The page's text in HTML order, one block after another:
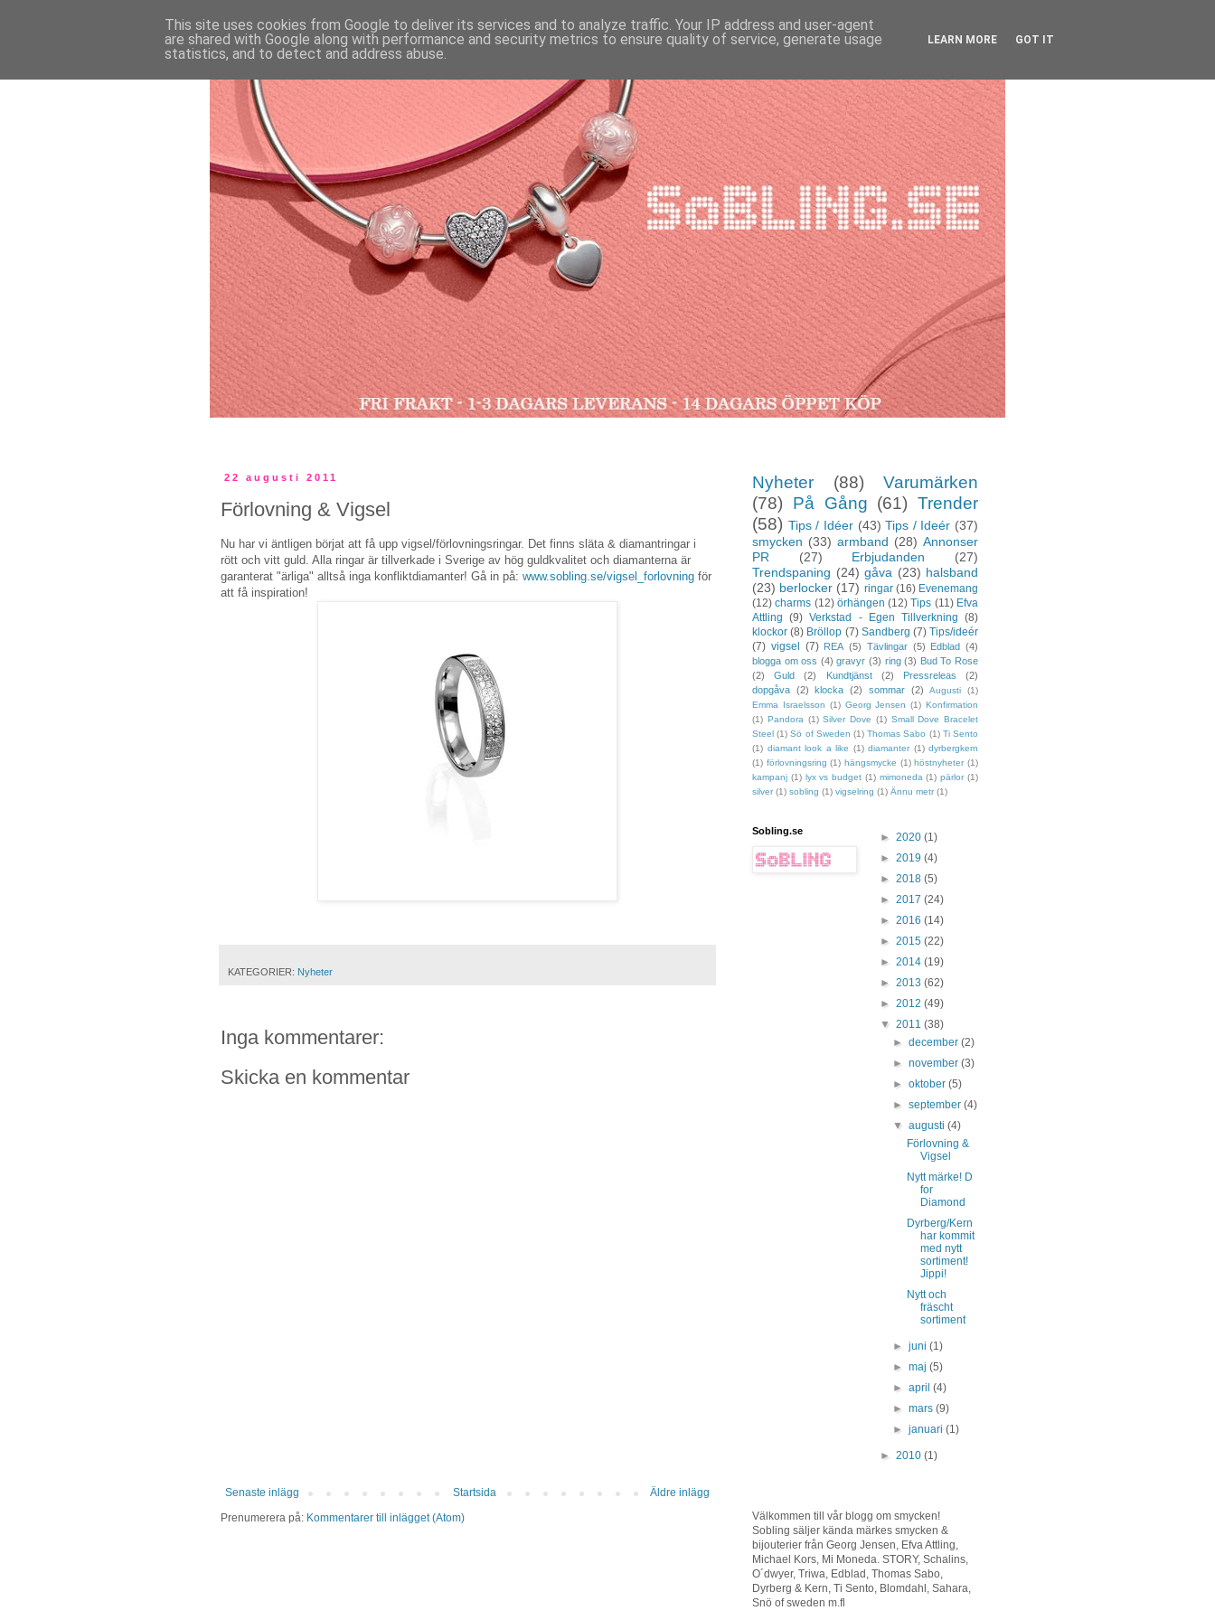
22 augusti 2011
Förlovning & Vigsel
Nu har vi äntligen börjat att få upp vigsel/förlovningsringar. Det finns släta & diamantringar i
rött och vitt guld. Alla ringar är tillverkade i Sverige av hög guldkvalitet och diamanterna är
garanterat "ärliga" alltså inga konfliktdiamanter! Gå in på: www.sobling.se/vigsel_forlovning för
att få inspiration!
KATEGORIER: Nyheter
Inga kommentarer:
Skicka en kommentar
Senaste inlägg Äldre inlägg
Startsida
Prenumerera på: Kommentarer till inlägget (Atom)
Nyheter (88)
Varumärken
(78)
På Gång (61) Trender
(58) Tips / Idéer (43) Tips / Ideér (37)
smycken (33) armband (28) Annonser
PR
(27) Erbjudanden
(27)
Trendspaning (24) gåva (23) halsband
(23) berlocker (17) ringar (16) Evenemang
(12) charms (12) örhängen (12) Tips (11) Efva
Attling (9) Verkstad - Egen Tillverkning (8)
klockor (8) Bröllop (7) Sandberg (7) Tips/ideér
(7) vigsel (7) REA (5) Tävlingar (5) Edblad (4)
blogga om oss (4) gravyr (3) ring (3) Bud To Rose
(2)
Guld (2) Kundtjänst (2) Pressreleas
(2)
dopgåva (2) klocka (2) sommar (2) Augusti
(1)
Emma Israelsson (1) Georg Jensen (1) Konfirmation
(1) Pandora (1) Silver Dove (1) Small Dove Bracelet
Steel (1) Sö of Sweden (1) Thomas Sabo (1) Ti Sento
(1) diamant look a like (1) diamanter (1) dyrbergkern
(1) förlovningsring (1) hängsmycke (1) höstnyheter (1)
kampanj (1) lyx vs budget (1) mimoneda (1) pärlor (1)
silver (1) sobling (1) vigselring (1) Ännu metr (1)
Sobling.se ► 2020 (1)
► 2019 (4)
► 2018 (5)
► 2017 (24)
► 2016 (14)
► 2015 (22)
► 2014 (19)
► 2013 (62)
► 2012 (49)
▼ 2011 (38)
►december(2)
►november(3)
►oktober(5)
►september(4)
▼augusti(4)
Förlovning &
Vigsel
Nytt märke! D
for
Diamond
Dyrberg/Kern
har kommit
med nytt
sortiment!
Jippi!
Nytt och
fräscht
sortiment
►juni(1)
►maj(5)
►april(4)
►mars(9)
►januari(1)
► 2010 (1)
Välkommen till vår blogg om smycken!
Sobling säljer kända märkes smycken &
bijouterier från Georg Jensen, Efva Attling,
Michael Kors, Mi Moneda. STORY, Schalins,
O´dwyer, Triwa, Edblad, Thomas Sabo,
Dyrberg & Kern, Ti Sento, Blomdahl, Sahara,
Snö of sweden m.fl
This site uses cookies from Google to deliver its services and to analyze traffic. Your IP address and user-agent
are shared with Google along with performance and security metrics to ensure quality of service, generate usage
statistics, and to detect and address abuse.
LEARN MORE GOT IT